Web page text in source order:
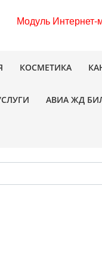
Модуль Интернет-
КОСМЕТИКА
АВИА ЖД